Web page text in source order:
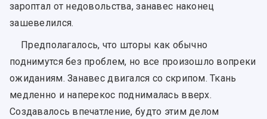
зароптал от недовольства, занавес наконец
зашевелился.
Предполагалось, что шторы как обычно
поднимутся без проблем, но все произошло вопреки
ожиданиям. Занавес двигался со скрипом. Ткань
медленно и наперекос поднималась вверх.
Создавалось впечатление, будто этим делом